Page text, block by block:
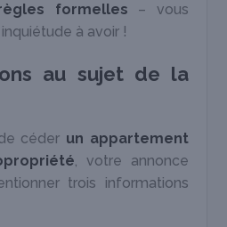
formelles – vous
à avoir !
au sujet de la
céder un appartement
, votre annonce
trois informations